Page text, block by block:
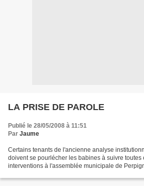
LA PRISE DE PAROLE
Publié le 28/05/2008 à 11:51
Par Jaume
Certains tenants de l'ancienne analyse
doivent se pourlécher les babines à suivre
interventions à l'assemblée municipale de